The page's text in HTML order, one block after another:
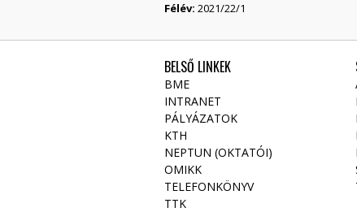
Félév: 2021/22/1
BELSŐ LINKEK
BME
INTRANET
PÁLYÁZATOK
KTH
NEPTUN (OKTATÓI)
OMIKK
TELEFONKÖNYV
TTK